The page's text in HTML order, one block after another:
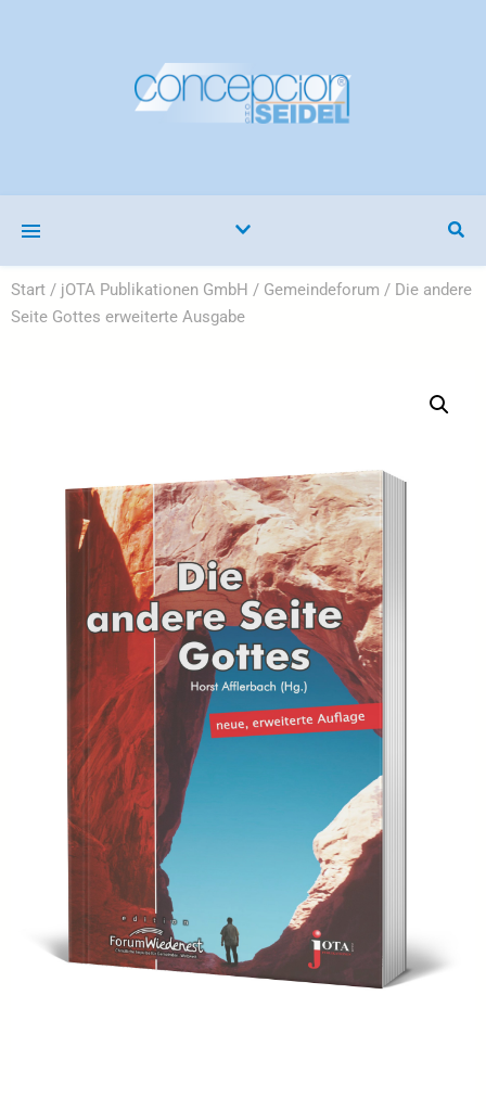
Start / jOTA Publikationen GmbH / Gemeindeforum / Die andere
Seite Gottes erweiterte Ausgabe